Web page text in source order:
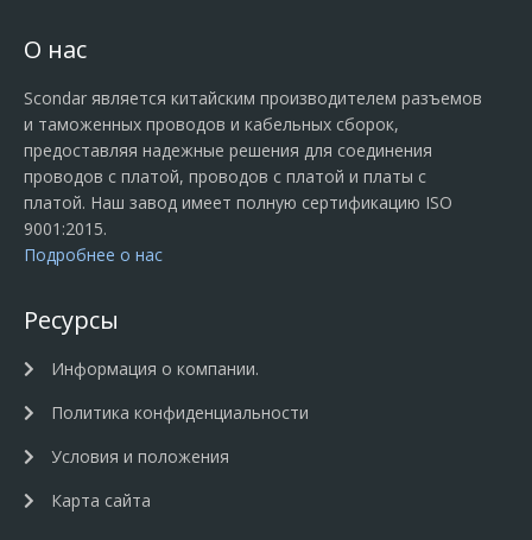
О нас
Scondar является китайским производителем разъемов
и таможенных проводов и кабельных сборок,
предоставляя надежные решения для соединения
проводов с платой, проводов с платой и платы с
платой. Наш завод имеет полную сертификацию ISO
9001:2015.
Подробнее о нас
Ресурсы
Информация о компании.
Политика конфиденциальности
Условия и положения
Карта сайта